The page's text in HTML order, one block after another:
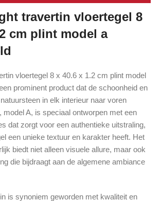
travertin vloertegel 8
cm plint model a
vloertegel 8 x 40.6 x 1.2 cm plint model
prominent product dat de schoonheid en
in elk interieur naar voren
model A, is speciaal ontworpen met een
dat zorgt voor een authentieke uitstraling,
een unieke textuur en karakter heeft. Het
biedt niet alleen visuele allure, maar ook
die bijdraagt aan de algemene ambiance
is synoniem geworden met kwaliteit en